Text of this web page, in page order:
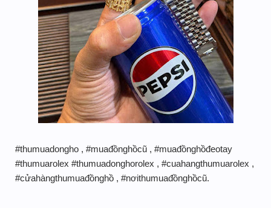
#thumuadongho , #muađồnghồcũ , #muađồnghồđeotay
#thumuarolex #thumuadonghorolex , #cuahangthumuarolex ,
#cửahàngthumuađồnghồ , #nơithumuađồnghồcũ.